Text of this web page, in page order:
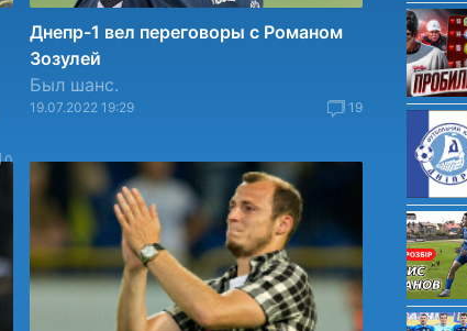
0
Днепр-1 вел переговоры с Романом
Зозулей
Был шанс.
19.07.2022 19:29 19